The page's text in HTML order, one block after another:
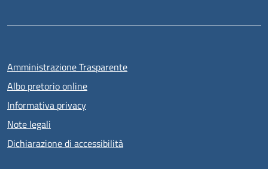
Amministrazione Trasparente
Albo pretorio online
Informativa privacy
Note legali
Dichiarazione di accessibilità